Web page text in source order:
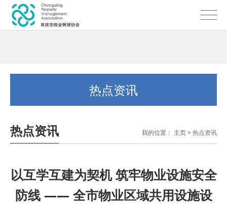
热点资讯
热点资讯 我的位置： 主页> 热点资讯
以互学互建为契机 筑牢物业设施安全
防线 —— 全市物业区域共用设施设